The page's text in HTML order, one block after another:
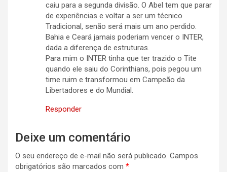
caiu para a segunda divisão. O Abel tem que parar
de experiências e voltar a ser um técnico
Tradicional, senão será mais um ano perdido.
Bahia e Ceará jamais poderiam vencer o INTER,
dada a diferença de estruturas.
Para mim o INTER tinha que ter trazido o Tite
quando ele saiu do Corinthians, pois pegou um
time ruim e transformou em Campeão da
Libertadores e do Mundial.
Responder
Deixe um comentário
O seu endereço de e-mail não será publicado. Campos
obrigatórios são marcados com *